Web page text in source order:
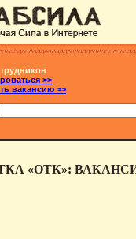
>>
вакансию >>
«ОТК»: